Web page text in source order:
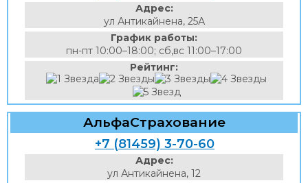
Адрес:
ул Антикайнена, 25А
График работы:
пн-пт 10:00–18:00; сб,вс 11:00–17:00
Рейтинг:
АльфаСтрахование
+7 (81459) 3-70-60
Адрес:
ул Антикайнена, 12